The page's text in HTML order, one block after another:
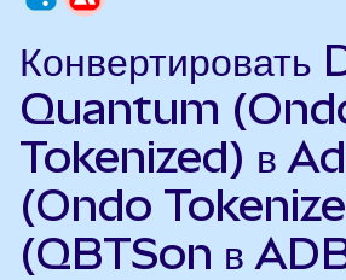
Конвертировать
Quantum
Tokenized) в
(Ondo
(QBTSon в